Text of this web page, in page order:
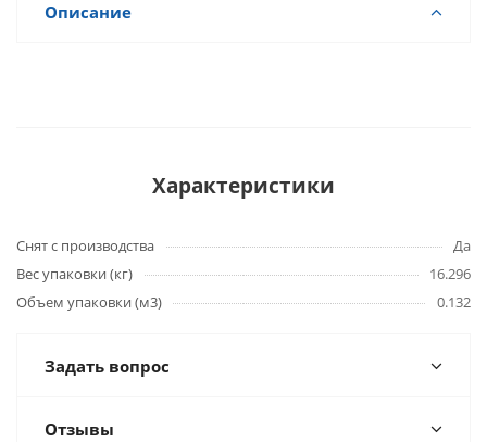
Описание
Характеристики
Снят с производства
Да
Вес упаковки (кг)
16.296
Объем упаковки (м3)
0.132
Задать вопрос
Отзывы